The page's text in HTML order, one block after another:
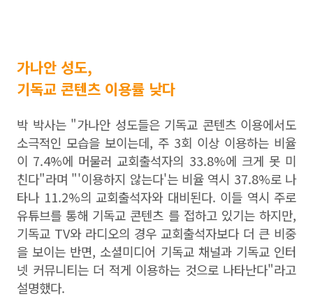
가나안 성도,
기독교 콘텐츠 이용률 낮다
박 박사는 "가나안 성도들은 기독교 콘텐츠 이용에서도
소극적인 모습을 보이는데, 주 3회 이상 이용하는 비율
이 7.4%에 머물러 교회출석자의 33.8%에 크게 못 미
친다"라며 "'이용하지 않는다'는 비율 역시 37.8%로 나
타나 11.2%의 교회출석자와 대비된다. 이들 역시 주로
유튜브를 통해 기독교 콘텐츠 를 접하고 있기는 하지만,
기독교 TV와 라디오의 경우 교회출석자보다 더 큰 비중
을 보이는 반면, 소셜미디어 기독교 채널과 기독교 인터
넷 커뮤니티는 더 적게 이용하는 것으로 나타난다"라고
설명했다.